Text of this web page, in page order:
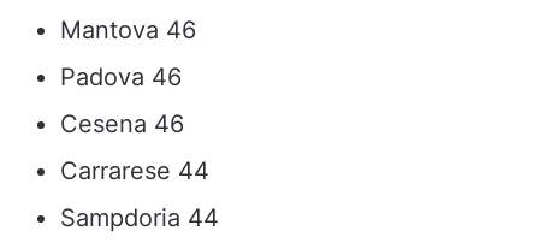
Mantova 46
Padova 46
Cesena 46
Carrarese 44
Sampdoria 44